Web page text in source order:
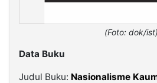
(Foto: dok/
Data Buku
Judul Buku: Nasionalisme